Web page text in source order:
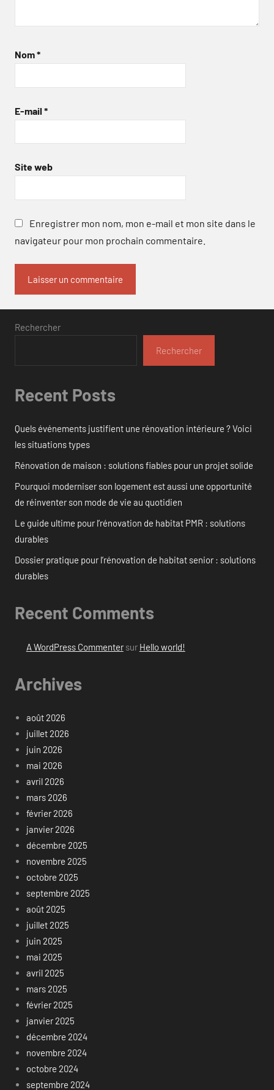
Nom*
E-mail *
Site web
Enregistrer mon nom, mon e-mail et mon site dans le
navigateur pour mon prochain commentaire.
Rechercher
Rechercher
Recent Posts
Quels événements justifient une rénovation intérieure ? Voici
les situations types
Rénovation de maison : solutions fiables pour un projet solide
Pourquoi moderniser son logement est aussi une opportunité
de réinventer son mode de vie au quotidien
Le guide ultime pour l’rénovation de habitat PMR : solutions
durables
Dossier pratique pour l’rénovation de habitat senior : solutions
durables
Recent Comments
A WordPress Commentersur Hello world!
Archives
août 2026
juillet 2026
juin 2026
mai 2026
avril 2026
mars 2026
février 2026
janvier 2026
décembre 2025
novembre 2025
octobre 2025
septembre 2025
août 2025
juillet 2025
juin 2025
mai 2025
avril 2025
mars 2025
février 2025
janvier 2025
décembre 2024
novembre 2024
octobre 2024
septembre 2024